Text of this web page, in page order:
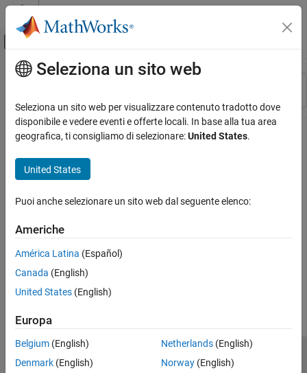
Vai al contenuto
Attiva/disattiva menu di navigazione
Risorsa
Stato
Contenuto principale
Seleziona un sito web
Seleziona un sito web per visualizzare contenuto tradotto dove
disponibile e vedere eventi e offerte locali. In base alla tua area
geografica, ti consigliamo di selezionare:United States.
United States
Puoi anche selezionare un sito web dal seguente elenco:
Americhe
América Latina (Español)
Canada (English)
United States (English)
Europa
Belgium (English)
Denmark (English)
Netherlands(English)
Norway(English)
Centro di fiducia
Informativa sulla privacy